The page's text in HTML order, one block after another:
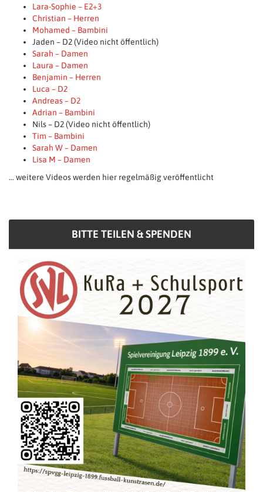
Lara-Sophie – E2+3
Christian – Herren
Mohamed – Bambini
Jaden – D2 (Video nicht öffentlich)
Sarah – Damen
Laura – Damen
Benjamin – Herren
Luca – D2
Andreas – D2
Adrian – Bambini
Nils – D2 (Video nicht öffentlich)
Tim – Bambini
Sarah W – Damen
Lisa M – Damen
… weitere Videos werden hier regelmäßig veröffentlicht
BITTE TEILEN & SPENDEN